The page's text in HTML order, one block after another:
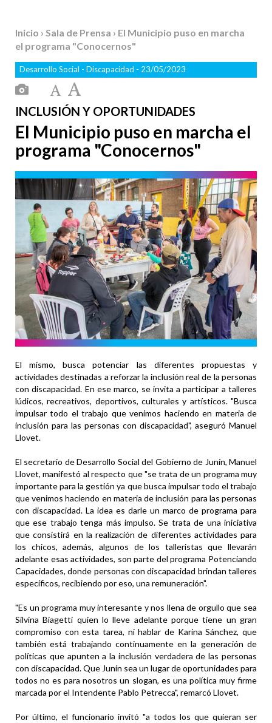
Inicio › Sala de Prensa › El Municipio puso en marcha
el programa "Conocernos"
Desarrollo Social - Discapacidad - 23/05/2023
INCLUSIÓN Y OPORTUNIDADES
El Municipio puso en marcha el
programa "Conocernos"
El mismo, busca potenciar las diferentes propuestas y
actividades destinadas a reforzar la inclusión real de la personas
con discapacidad. En ese marco, se invita a participar a talleres
lúdicos, recreativos, deportivos, culturales y artísticos. "Busca
impulsar todo el trabajo que venimos haciendo en materia de
inclusión para las personas con discapacidad", aseguró Manuel
Llovet.
El secretario de Desarrollo Social del Gobierno de Junín, Manuel
Llovet, manifestó al respecto que "se trata de un programa muy
importante para la gestión ya que busca impulsar todo el trabajo
que venimos haciendo en materia de inclusión para las personas
con discapacidad. La idea es darle un marco de programa para
que ese trabajo tenga más impulso. Se trata de una iniciativa
que consistirá en la realización de diferentes actividades para
los chicos, además, algunos de los talleristas que llevarán
adelante esas actividades, son parte del programa Potenciando
Capacidades, donde personas con discapacidad brindan talleres
específicos, recibiendo por eso, una remuneración".
"Es un programa muy interesante y nos llena de orgullo que sea
Silvina Biagetti quien lo lleve adelante porque tiene un gran
compromiso con esta tarea, ni hablar de Karina Sánchez, que
también está trabajando continuamente en la generación de
políticas que apunten a la inclusión verdadera de las personas
con discapacidad. Que Junín sea un lugar de oportunidades para
todos no es para nosotros un slogan, es una política muy firme
marcada por el Intendente Pablo Petrecca", remarcó Llovet.
Por último, el funcionario invitó "a todos los que quieran ser